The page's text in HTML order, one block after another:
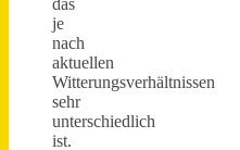
das
je
nach
aktuellen
Witterungsverhältnissen
sehr
unterschiedlich
ist.